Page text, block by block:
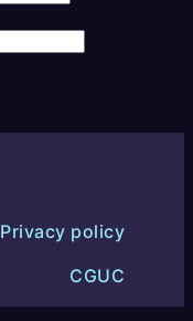
Privacy policy
CGUC